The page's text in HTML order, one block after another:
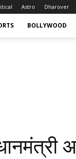
Astro Dharover
BOLLYWOOD